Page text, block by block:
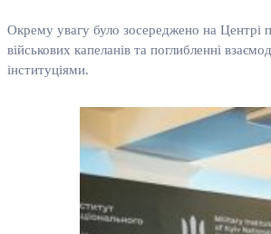
Окрему увагу було зосереджено на Центрі
військових капеланів та поглибленні
інституціями.